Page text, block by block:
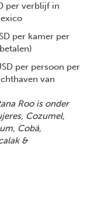
per verblijf in
per kamer per
per persoon per
van
Roo is onder
Cozumel,
Cobá,
&